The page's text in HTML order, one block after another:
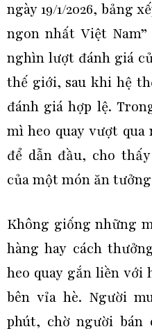
ngày 19/1/2026, bảng
ngon nhất Việt
nghìn lượt đánh giá
thế giới, sau khi hệ
đánh giá hợp lệ.
mì heo quay vượt
để dẫn đầu, cho
của một món ăn
Không giống những
hàng hay cách
heo quay gắn liền với
bên vỉa hè. Người
phút, chờ người